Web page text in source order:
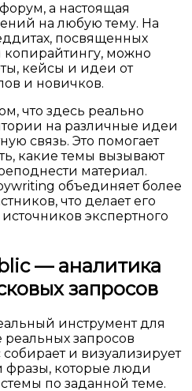
а настоящая
на любую тему. На
посвященных
копирайтингу, можно
кейсы и идеи от
и новичков.
что здесь реально
на различные идеи
связь. Это помогает
какие темы вызывают
материал.
объединяет более
что делает его
экспертного
— аналитика
запросов
инструмент для
запросов
и визуализирует
фразы, которые люди
по заданной теме.